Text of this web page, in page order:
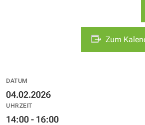
Zum
DATUM
04.02.2026
UHRZEIT
14:00 - 16:00